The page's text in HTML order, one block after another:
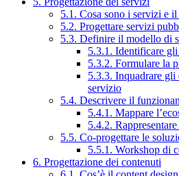
5.1. Cosa sono i servizi e il
5.2. Progettare servizi
5.3. Definire il modello di
5.3.1. Identificare
5.3.2. Formulare la
5.3.3. Inquadrare
servizio
5.4. Descrivere il
5.4.1. Mappare
5.4.2.
5.5. Co-progettare le
5.5.1. Workshop di
6. Progettazione dei contenuti